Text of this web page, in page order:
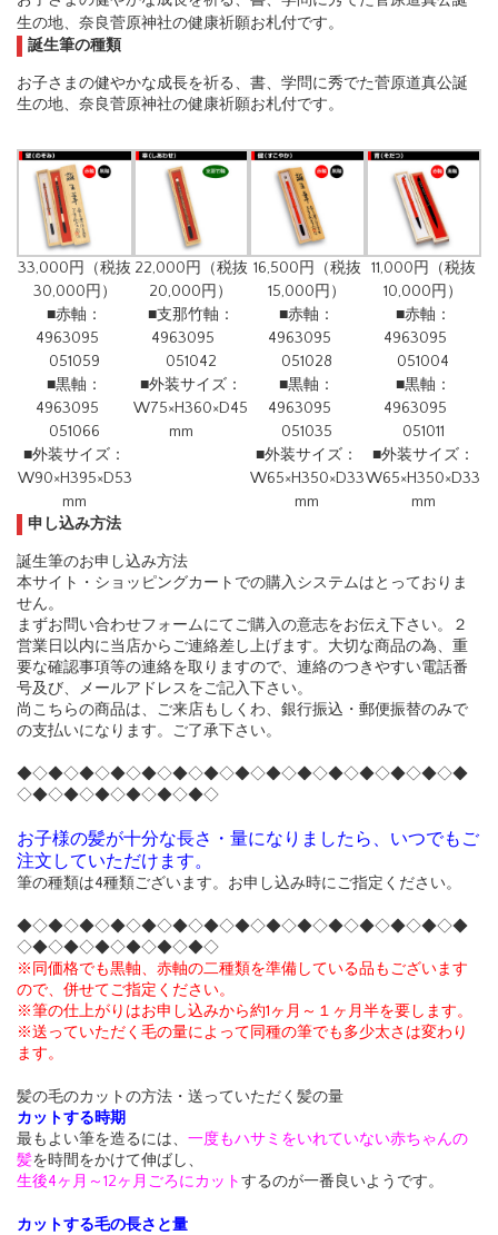
生の地、奈良菅原神社の健康祈願お札付です。
誕生筆の種類
お子さまの健やかな成長を祈る、書、学問に秀でた菅原道真公誕
生の地、奈良菅原神社の健康祈願お札付です。
33,000円（税抜
30,000円）
■赤軸：
4963095
051059
■黒軸：
4963095
051066
■外装サイズ：
W90×H395×D53
mm
22,000円（税抜
20,000円）
■支那竹軸：
4963095
051042
■外装サイズ：
W75×H360×D45
mm
16,500円（税抜
15,000円）
■赤軸：
4963095
051028
■黒軸：
4963095
051035
■外装サイズ：
W65×H350×D33
mm
11,000円（税抜
10,000円）
■赤軸：
4963095
051004
■黒軸：
4963095
051011
■外装サイズ：
W65×H350×D33
mm
申し込み方法
誕生筆のお申し込み方法
本サイト・ショッピングカートでの購入システムはとっておりま
せん。
まずお問い合わせフォームにてご購入の意志をお伝え下さい。２
営業日以内に当店からご連絡差し上げます。大切な商品の為、重
要な確認事項等の連絡を取りますので、連絡のつきやすい電話番
号及び、メールアドレスをご記入下さい。
尚こちらの商品は、ご来店もしくわ、銀行振込・郵便振替のみで
の支払いになります。ご了承下さい。
◆◇◆◇◆◇◆◇◆◇◆◇◆◇◆◇◆◇◆◇◆◇◆◇◆◇◆◇◆
◇◆◇◆◇◆◇◆◇◆◇◆◇
お子様の髪が十分な長さ・量になりましたら、いつでもご
注文していただけます。
筆の種類は4種類ございます。お申し込み時にご指定ください。
◆◇◆◇◆◇◆◇◆◇◆◇◆◇◆◇◆◇◆◇◆◇◆◇◆◇◆◇◆
◇◆◇◆◇◆◇◆◇◆◇◆◇
※同価格でも黒軸、赤軸の二種類を準備している品もございます
ので、併せてご指定ください。
※筆の仕上がりはお申し込みから約1ヶ月～１ヶ月半を要します。
※送っていただく毛の量によって同種の筆でも多少太さは変わり
ます。
髪の毛のカットの方法・送っていただく髪の量
カットする時期
最もよい筆を造るには、 一度もハサミをいれていない赤ちゃんの
髪を時間をかけて伸ばし、
生後4ヶ月～12ヶ月ごろにカットするのが一番良いようです。
カットする毛の長さと量